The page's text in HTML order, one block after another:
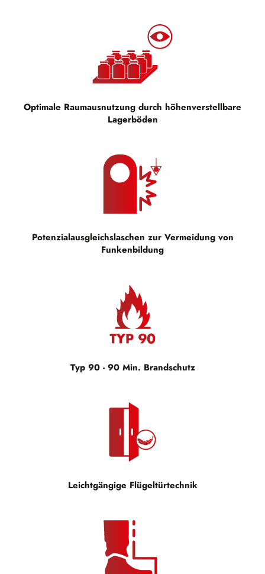
Optimale Raumausnutzung durch höhenverstellbare
Lagerböden
Potenzialausgleichslaschen zur Vermeidung von
Funkenbildung
Typ 90 - 90 Min. Brandschutz
Leichtgängige Flügeltürtechnik